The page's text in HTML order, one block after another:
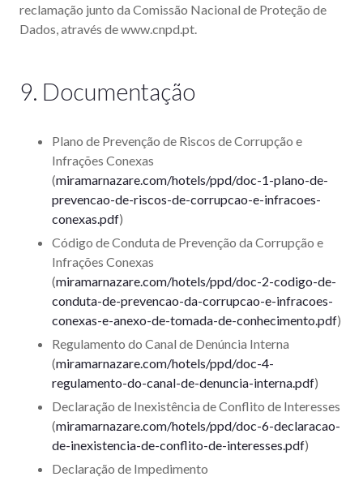
reclamação junto da Comissão Nacional de Proteção de
Dados, através de www.cnpd.pt.
9. Documentação
Plano de Prevenção de Riscos de Corrupção e
Infrações Conexas
(miramarnazare.com/hotels/ppd/doc-1-plano-de-
prevencao-de-riscos-de-corrupcao-e-infracoes-
conexas.pdf)
Código de Conduta de Prevenção da Corrupção e
Infrações Conexas
(miramarnazare.com/hotels/ppd/doc-2-codigo-de-
conduta-de-prevencao-da-corrupcao-e-infracoes-
conexas-e-anexo-de-tomada-de-conhecimento.pdf)
Regulamento do Canal de Denúncia Interna
(miramarnazare.com/hotels/ppd/doc-4-
regulamento-do-canal-de-denuncia-interna.pdf)
Declaração de Inexistência de Conflito de Interesses
(miramarnazare.com/hotels/ppd/doc-6-declaracao-
de-inexistencia-de-conflito-de-interesses.pdf)
Declaração de Impedimento